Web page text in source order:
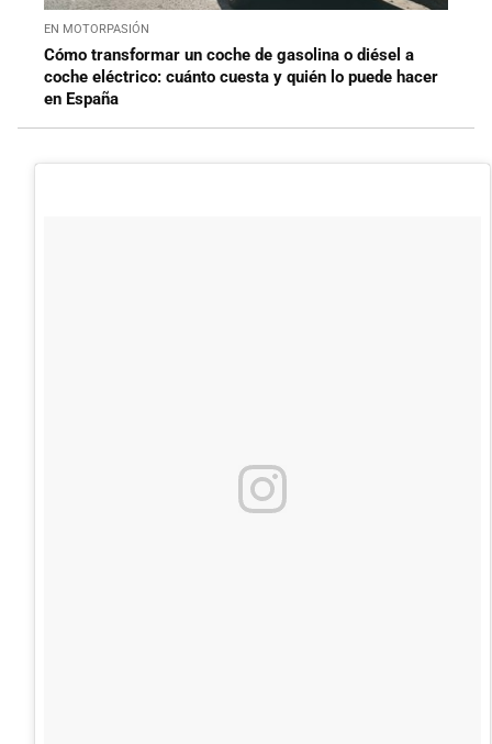
EN MOTORPASIÓN
Cómo transformar un coche de gasolina o diésel a
coche eléctrico: cuánto cuesta y quién lo puede hacer
en España